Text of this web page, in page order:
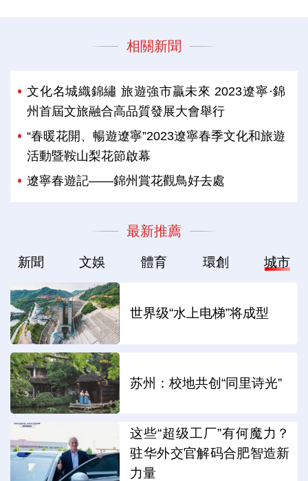
相關新聞
文化名城織錦繡 旅遊強市贏未來 2023遼寧·錦
州首屆文旅融合高品質發展大會舉行
“春暖花開、暢遊遼寧”2023遼寧春季文化和旅遊
活動暨鞍山梨花節啟幕
遼寧春遊記——錦州賞花觀鳥好去處
最新推薦
新聞 文娛 體育 環創 城市
世界级“水上电梯”将成型
苏州：校地共创“同里诗光”
这些“超级工厂”有何魔力？
驻华外交官解码合肥智造新
力量